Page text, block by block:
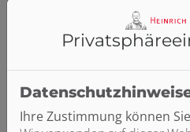
Ein beliebter und
sich perfekt in Ihren
integriert. Je nach
Ihre Zustimmung können